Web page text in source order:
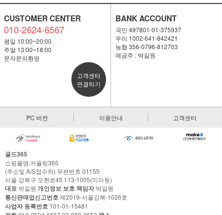
CUSTOMER CENTER
010-2624-6567
평일 10:00~20:00
주말 13:00~18:00
문자문의환영
고객센터
연결하기
BANK ACCOUNT
국민 497801-01-375937
우리 1002-641-842421
농협 356-0796-812703
예금주 : 박길원
PC 버전 이용안내 고객센터
골드365
쇼핑몰명:커플링365
(주소및 A/S접수처) 우편번호 01155
서울 강북구 오현로45 113-1005(미아동)
대표 박길원 개인정보 보호 책임자박길원
통신판매업신고번호 제2019-서울강북-1026호
사업자 등록번호 101-01-15481